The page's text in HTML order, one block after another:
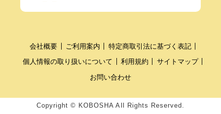
会社概要 ご利用案内
特定商取引法に基づく表記
個人情報の取り扱いについて
利用規約
サイトマップ
お問い合わせ
Copyright © KOBOSHA All Rights Reserved.